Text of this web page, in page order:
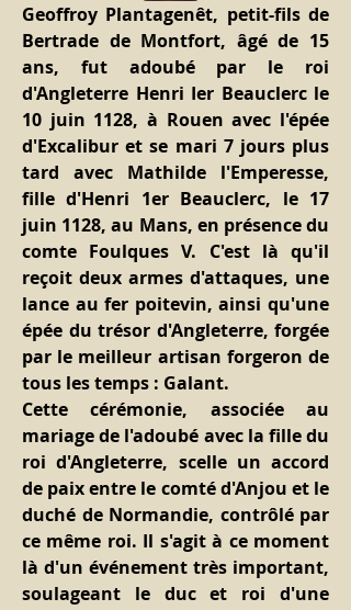
Geoffroy Plantagenêt, petit-fils de
Bertrade de Montfort, âgé de 15
ans, fut adoubé par le roi
d'Angleterre Henri Ier Beauclerc le
10 juin 1128, à Rouen avec l'épée
d'Excalibur et se mari 7 jours plus
tard avec Mathilde l'Emperesse,
fille d'Henri 1er Beauclerc, le 17
juin 1128, au Mans, en présence du
comte Foulques V. C'est là qu'il
reçoit deux armes d'attaques, une
lance au fer poitevin, ainsi qu'une
épée du trésor d'Angleterre, forgée
par le meilleur artisan forgeron de
tous les temps : Galant.
Cette cérémonie, associée au
mariage de l'adoubé avec la fille du
roi d'Angleterre, scelle un accord
de paix entre le comté d'Anjou et le
duché de Normandie, contrôlé par
ce même roi. Il s'agit à ce moment
là d'un événement très important,
soulageant le duc et roi d'une